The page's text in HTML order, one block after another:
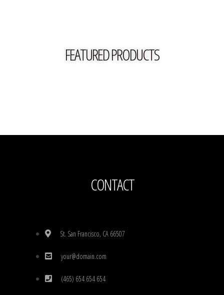
FEATURED PRODUCTS
CONTACT
St. San Francisco, CA 66507
your@domain.com
(465) 654 654 654